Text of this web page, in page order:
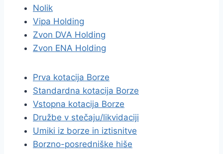
Nolik
Vipa Holding
Zvon DVA Holding
Zvon ENA Holding
Prva kotacija Borze
Standardna kotacija Borze
Vstopna kotacija Borze
Družbe v stečaju/likvidaciji
Umiki iz borze in iztisnitve
Borzno-posredniške hiše